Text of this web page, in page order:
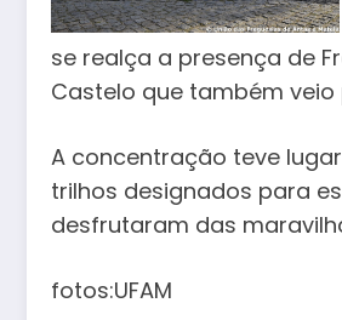
se realça a presença de
Castelo que também
A concentração teve
trilhos designados para
desfrutaram das
fotos:UFAM